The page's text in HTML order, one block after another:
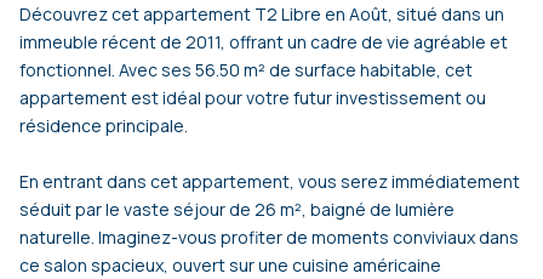
Découvrez cet appartement T2 Libre en Août, situé dans un
immeuble récent de 2011, offrant un cadre de vie agréable et
fonctionnel. Avec ses 56.50 m² de surface habitable, cet
appartement est idéal pour votre futur investissement ou
résidence principale.
En entrant dans cet appartement, vous serez immédiatement
séduit par le vaste séjour de 26 m², baigné de lumière
naturelle. Imaginez-vous profiter de moments conviviaux dans
ce salon spacieux, ouvert sur une cuisine américaine